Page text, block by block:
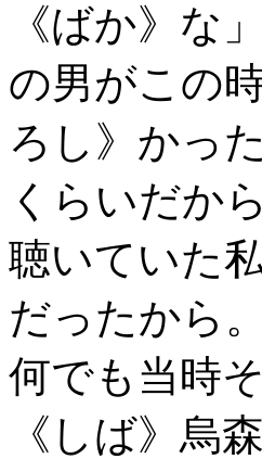
《ばか》な
の男がこの
ろし》かっ
くらいだか
聴いていた
だったから
何でも当時
《しば》烏